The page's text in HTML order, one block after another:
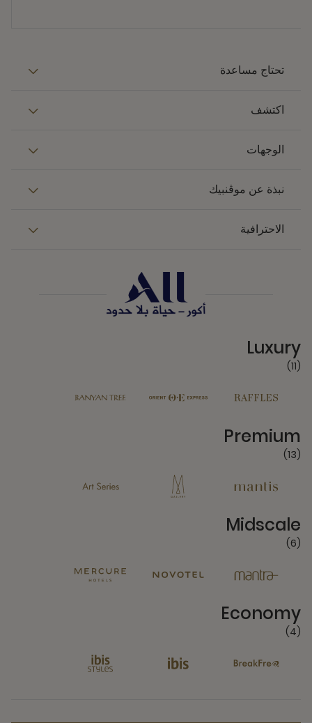
تحتاج مساعدة
اكتشف
الوجهات
نبذة عن موڤنبيك
الاحترافية
Luxury
(11)
Premium
(13)
Midscale
(6)
Economy
(4)